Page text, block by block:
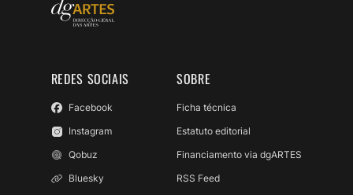
REDES SOCIAIS
Facebook
Instagram
Qobuz
Bluesky
SOBRE
Ficha técnica
Estatuto editorial
Financiamento via dgARTES
RSS Feed